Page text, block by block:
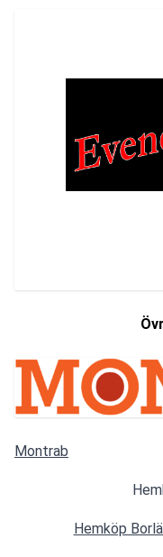
Montrab
Hemköp